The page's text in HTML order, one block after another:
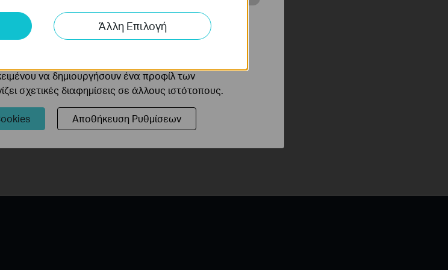
transfers.
HomePlug AV2 significantly improves data transfer rates
Άλλη Επιλογή
να αναλύσουμε τις δραστηριότητές σας στον
προσαρμόσουμε τη λειτουργικότητα του ιστότοπού
μέσω του ιστότοπού μας από τους
να δημιουργήσουν ένα προφίλ των
σχετικές διαφημίσεις σε άλλους ιστότοπους.
Αποθήκευση Ρυθμίσεων